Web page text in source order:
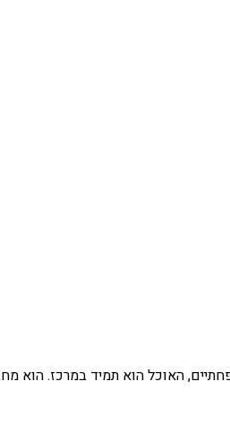
האוכל הוא תמיד במרכז. הוא